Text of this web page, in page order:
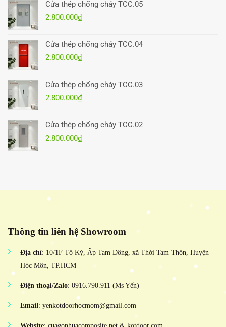
Cửa thép chống cháy TCC.05
2.800.000₫
Cửa thép chống cháy TCC.04
2.800.000₫
Cửa thép chống cháy TCC.03
2.800.000₫
Cửa thép chống cháy TCC.02
2.800.000₫
Thông tin liên hệ Showroom
Địa chỉ: 10/1F Tô Ký, Ấp Tam Đông, xã Thới Tam Thôn, Huyện
Hóc Môn, TP.HCM
Điện thoại/Zalo: 0916.790.911 (Ms Yến)
Email: yenkotdoorhocmom@gmail.com